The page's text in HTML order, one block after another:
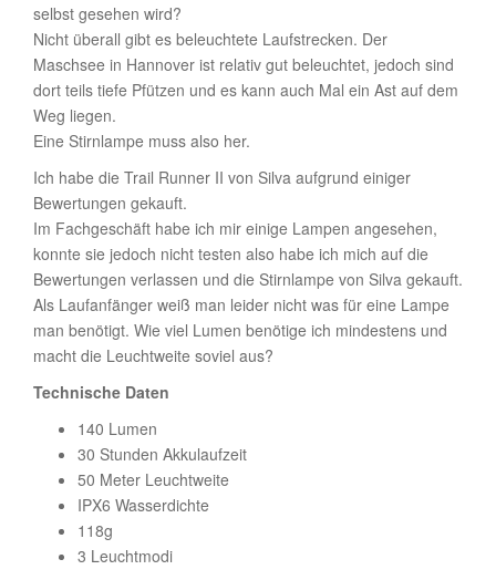
selbst gesehen wird?
Nicht überall gibt es beleuchtete Laufstrecken. Der
Maschsee in Hannover ist relativ gut beleuchtet, jedoch sind
dort teils tiefe Pfützen und es kann auch Mal ein Ast auf dem
Weg liegen.
Eine Stirnlampe muss also her.
Ich habe die Trail Runner II von Silva aufgrund einiger
Bewertungen gekauft.
Im Fachgeschäft habe ich mir einige Lampen angesehen,
konnte sie jedoch nicht testen also habe ich mich auf die
Bewertungen verlassen und die Stirnlampe von Silva gekauft.
Als Laufanfänger weiß man leider nicht was für eine Lampe
man benötigt. Wie viel Lumen benötige ich mindestens und
macht die Leuchtweite soviel aus?
Technische Daten
140 Lumen
30 Stunden Akkulaufzeit
50 Meter Leuchtweite
IPX6 Wasserdichte
118g
3 Leuchtmodi